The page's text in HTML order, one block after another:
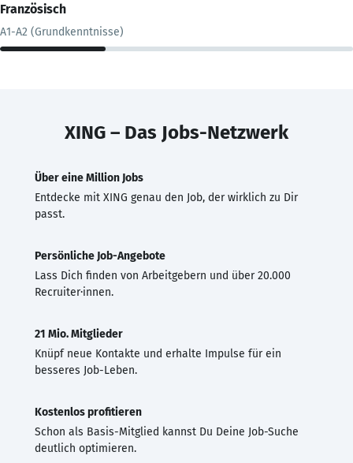
Französisch
A1-A2 (Grundkenntnisse)
XING – Das Jobs-Netzwerk
Über eine Million Jobs
Entdecke mit XING genau den Job, der wirklich zu Dir
passt.
Persönliche Job-Angebote
Lass Dich finden von Arbeitgebern und über 20.000
Recruiter·innen.
21 Mio. Mitglieder
Knüpf neue Kontakte und erhalte Impulse für ein
besseres Job-Leben.
Kostenlos profitieren
Schon als Basis-Mitglied kannst Du Deine Job-Suche
deutlich optimieren.